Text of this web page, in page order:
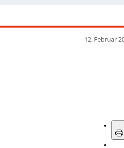
12. Februar